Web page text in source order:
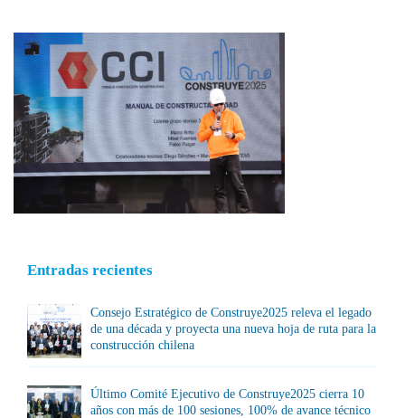
Entradas recientes
Consejo Estratégico de Construye2025 releva el legado
de una década y proyecta una nueva hoja de ruta para la
construcción chilena
Último Comité Ejecutivo de Construye2025 cierra 10
años con más de 100 sesiones, 100% de avance técnico